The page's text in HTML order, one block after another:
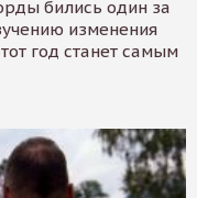
бились один за
изменения
год станет самым